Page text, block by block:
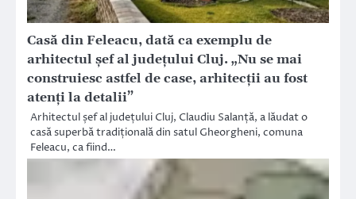
Casă din Feleacu, dată ca exemplu de
arhitectul șef al județului Cluj. „Nu se mai
construiesc astfel de case, arhitecții au fost
atenți la detalii”
Arhitectul șef al județului Cluj, Claudiu Salanță, a lăudat o
casă superbă tradițională din satul Gheorgheni, comuna
Feleacu, ca fiind…